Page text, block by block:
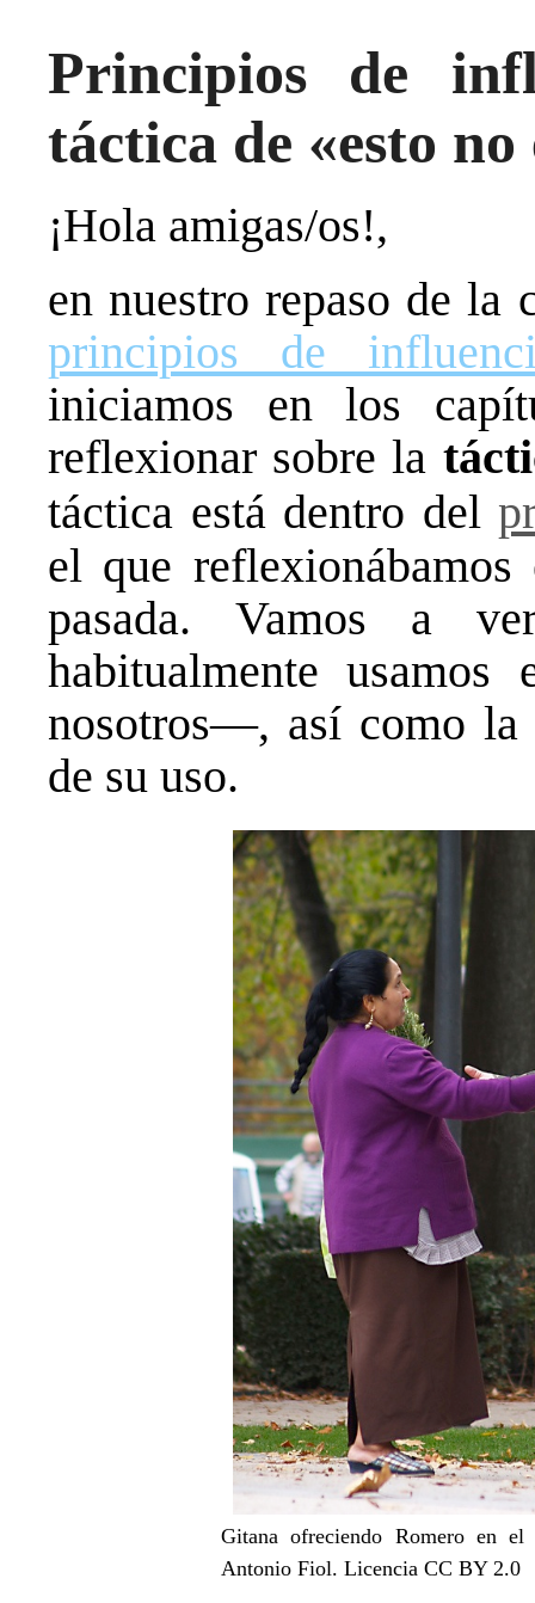
Principios de
táctica de «esto no
¡Hola amigas/os!,
en nuestro repaso de la
principios de
iniciamos en los
reflexionar sobre la
táctica está dentro del
el que
pasada. Vamos a
habitualmente
nosotros—, así como la
de su uso.
Gitana ofreciendo Romero en
Antonio Fiol. Licencia CC BY 2.0